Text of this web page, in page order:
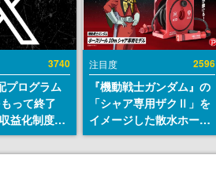
3740
プログラム
って終了
益化制度
」を
注目度 2596
『機動戦士ガンダム』の
「シャア専用ザクⅡ」を
イメージした散水ホース
リールが予約開始。本体
にはシャアのパーソナル